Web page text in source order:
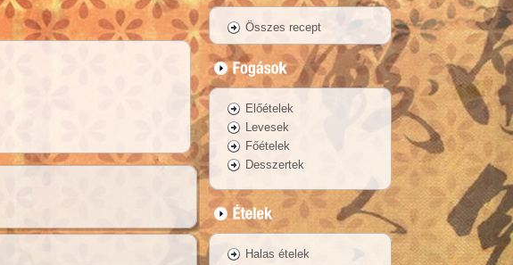
Összes recept
Előételek
Levesek
Főételek
Desszertek
Halas ételek